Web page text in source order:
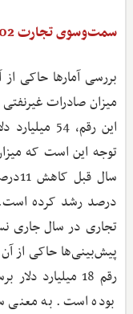
سمت‌وسوی تجارت 1402
این رقم،
توجه این است که
درصد رشد کرده
تجاری در سال جاری
پیش‌بینی‌ها حاکی از
رقم 18 میلیارد
بوده است. به معنی